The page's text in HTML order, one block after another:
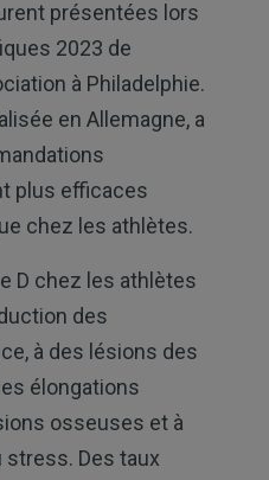
présentées lors
2023 de
à Philadelphie.
en Allemagne, a
plus efficaces
chez les athlètes.
D chez les athlètes
des
à des lésions des
élongations
osseuses et à
Des taux